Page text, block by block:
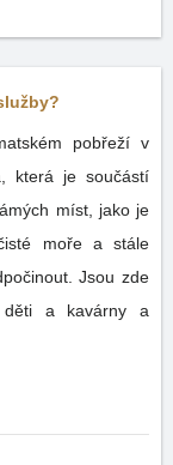
pobřeží v
která je součástí
míst, jako je
moře a stále
Jsou zde
a kavárny a